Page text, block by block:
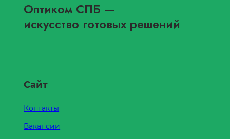
Оптиком СПБ —
искусство готовых решений
Сайт
Контакты
Вакансии